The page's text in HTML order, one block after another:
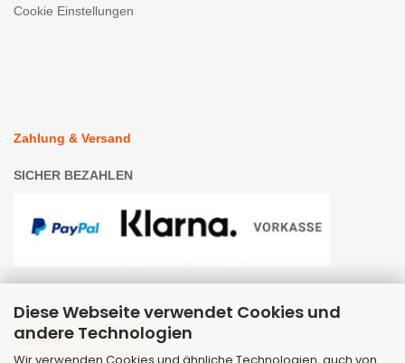
Diese Webseite verwendet Cookies und
andere Technologien
Cookie Einstellungen
Zahlung & Versand
SICHER BEZAHLEN
WIR VERSENDEN MIT